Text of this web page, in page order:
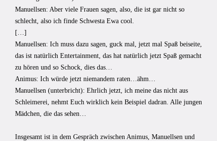
Manuellsen: Aber viele Frauen sagen, also, die ist gar nicht so
schlecht, also ich finde Schwesta Ewa cool.
[…]
Manuellsen: Ich muss dazu sagen, guck mal, jetzt mal Spaß beiseite,
das ist natürlich Entertainment, das hat natürlich jetzt Spaß gemacht
zu hören und so Schock, dies das…
Animus: Ich würde jetzt niemandem raten…ähm…
Manuellsen (unterbricht): Ehrlich jetzt, ich meine das nicht aus
Schleimerei, nehmt Euch wirklich kein Beispiel dadran. Alle jungen
Mädchen, die das sehen…
Insgesamt ist in dem Gespräch zwischen Animus, Manuellsen und